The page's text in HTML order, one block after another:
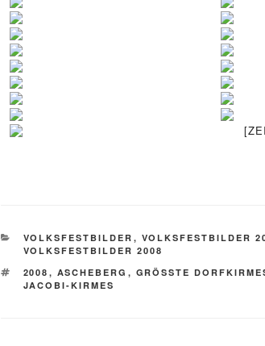
KATEGORIEN
VOLKSFESTBILDER , VOLKSFESTBILDER
VOLKSFESTBILDER 2008
SCHLAGWÖRTER
2008 , ASCHEBERG , GRÖSSTE
JACOBI-KIRMES